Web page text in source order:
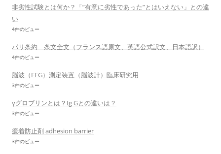
非劣性試験とは何か？「”有意に劣性であった”とはいえない」との違
い
4件のビュー
パリ条約 条文全文（フランス語原文、英語公式訳文、日本語訳）
4件のビュー
脳波（EEG）測定装置（脳波計）臨床研究用
3件のビュー
γグロブリンとは？Ig Gとの違いは？
3件のビュー
癒着防止剤 adhesion barrier
3件のビュー